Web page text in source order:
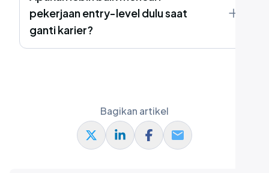
pekerjaan entry-level dulu saat
ganti karier?
Bagikan artikel